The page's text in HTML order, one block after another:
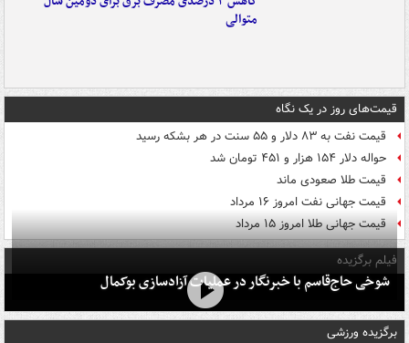
متوالی
قیمت‌های روز در یک نگاه
قیمت نفت به ۸۳ دلار و ۵۵ سنت در هر بشکه رسید
حواله دلار ۱۵۴ هزار و ۴۵۱ تومان شد
قیمت طلا صعودی ماند
قیمت جهانی نفت امروز ۱۶ مرداد
قیمت جهانی طلا امروز ۱۵ مرداد
فیلم برگزیده
شوخی حاج‌قاسم با خبرنگار در عملیات آزادسازی بوکمال
برگزیده ورزشی